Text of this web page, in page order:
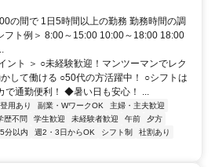
の間で 1日5時間以上の勤務 勤務時間の調
フト例＞ 8:00～15:00 10:00～18:00 18:00
ント ＞ ○未経験歓迎！マンツーマンでレク
して働ける ○50代の方活躍中！ ○シフトは
で通勤便利！ ◆暑い日も安心！ ...
用あり 副業・WワークOK
主婦・主夫歓迎
歴不問 学生歓迎 未経験者歓迎 午前
夕方
分以内 週2・3日からOK シフト制
社割あり